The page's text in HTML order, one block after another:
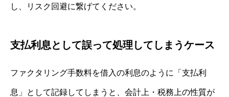
し、リスク回避に繋げてください。
支払利息として誤って処理してしまうケース
ファクタリング手数料を借入の利息のように「支払利
息」として記録してしまうと、会計上・税務上の性質が